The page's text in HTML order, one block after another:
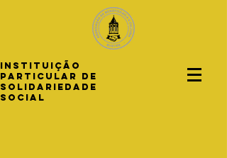
INSTITUIÇÃO
PARTICULAR DE
SOLIDARIEDADE
SOCIAL